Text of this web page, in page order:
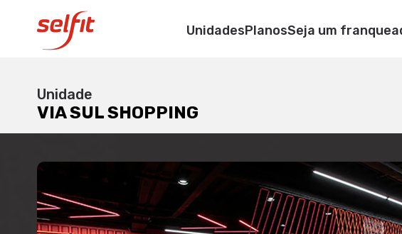
UnidadesPlanosSeja um
Av. Washington Soares, 4335,
Unidade
VIA SUL SHOPPING